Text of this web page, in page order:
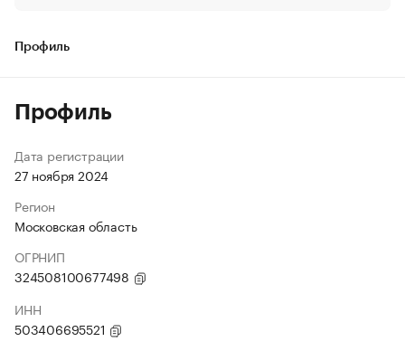
Профиль
Профиль
Дата регистрации
27 ноября 2024
Регион
Московская область
ОГРНИП
324508100677498
ИНН
503406695521